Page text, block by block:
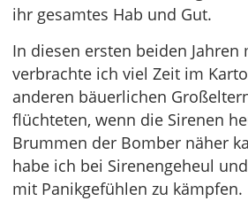
ihr gesamtes Hab und Gut.
In diesen ersten beiden Jahren
verbrachte ich viel Zeit im
anderen bäuerlichen
flüchteten, wenn die Sirenen
Brummen der Bomber näher
habe ich bei Sirenengeheul
mit Panikgefühlen zu kämpfen.